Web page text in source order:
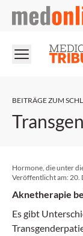
medonline
BEITRÄGE ZUM
Hormone, die unter
Veröffentlicht am:20.
Aknetherapie
Es gibt